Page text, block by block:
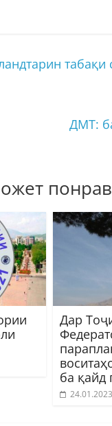
табақи
ДМТ:
Дар
ба қайд
24.01.2023